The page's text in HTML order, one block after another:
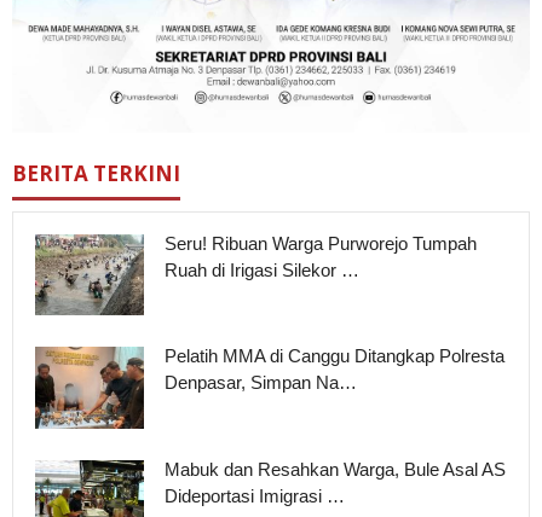
BERITA TERKINI
Seru! Ribuan Warga Purworejo Tumpah
Ruah di Irigasi Silekor …
Pelatih MMA di Canggu Ditangkap Polresta
Denpasar, Simpan Na…
Mabuk dan Resahkan Warga, Bule Asal AS
Dideportasi Imigrasi …